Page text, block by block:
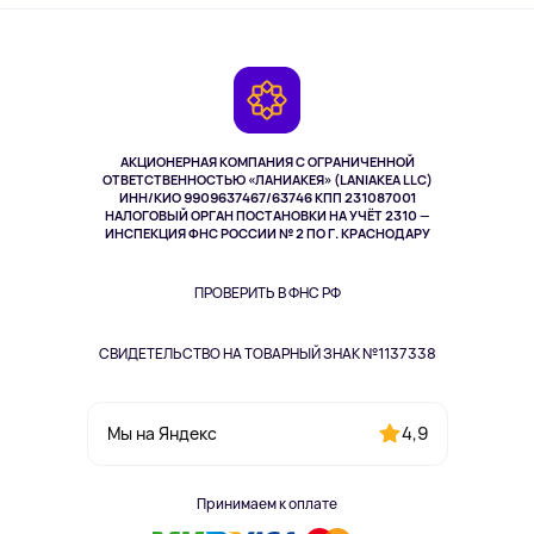
АКЦИОНЕРНАЯ КОМПАНИЯ С ОГРАНИЧЕННОЙ
ОТВЕТСТВЕННОСТЬЮ «ЛАНИАКЕЯ» (LANIAKEA LLC)
ИНН/КИО 9909637467/63746 КПП 231087001
НАЛОГОВЫЙ ОРГАН ПОСТАНОВКИ НА УЧЁТ 2310 —
ИНСПЕКЦИЯ ФНС РОССИИ № 2 ПО Г. КРАСНОДАРУ
ПРОВЕРИТЬ В ФНС РФ
СВИДЕТЕЛЬСТВО НА ТОВАРНЫЙ ЗНАК №1137338
Мы на Яндекс 4,9
Принимаем к оплате
Здоровье питомцев
Одежда и аксессуары